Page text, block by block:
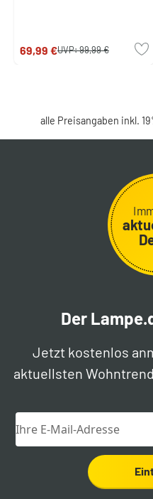
69,99 €UVP:99,99 €
alle Preisangaben inkl.
Der
Jetzt kostenlos
aktuellsten